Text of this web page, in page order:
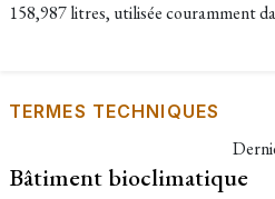
158,987 litres, utilisée couramment
TERMES TECHNIQUES
Bâtiment bioclimatique